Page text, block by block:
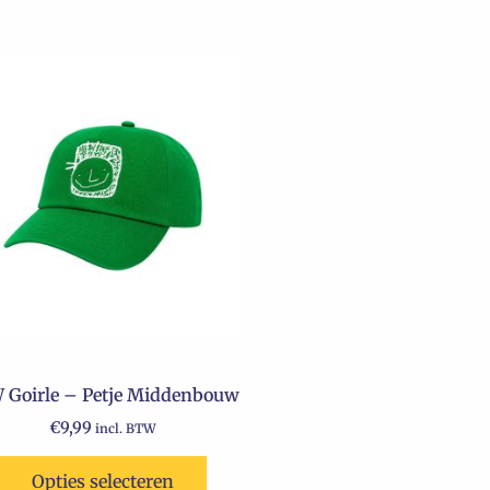
Goirle – Petje Middenbouw
€9,99 incl. BTW
Opties selecteren
heeft
meerdere
variaties.
Deze
kan
productpagina